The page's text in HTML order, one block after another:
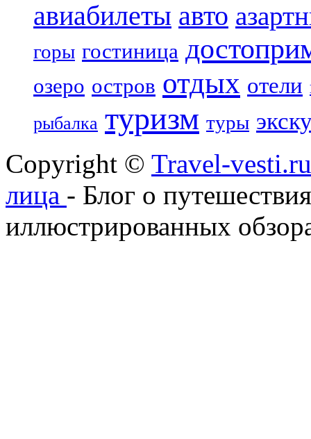
авиабилеты авто
горы гостиница
озеро остров отдых отели
рыбалка туризм туры
Copyright © Travel-
лица - Блог о
иллюстрированных